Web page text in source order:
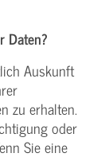
Daten?
Auskunft
zu erhalten.
oder
Sie eine